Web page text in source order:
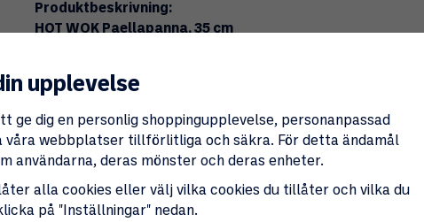
Produktbeskrivning:
HOT WOK Paellapanna, 35 cm
En rejäl och robust paellapanna i 2 mm tjockt kolstål
och en rejäl stekyta. Med en diameter på 35 cm får du
idealisk för hela familjen eller när du har gäster.
Pannan är designad för HOT WOK-brännare och ger en
kolstålet. Den utvecklar med tiden en naturlig patina som
Stor 35 cm diameter – perfekt för paella och stora
upplevelse
ge dig en personlig shoppingupplevelse, personanpassad
våra webbplatser tillförlitliga och säkra. För detta ändamål
användarna, deras mönster och deras enheter.
alla cookies eller välj vilka cookies du tillåter och vilka du
på "Inställningar" nedan.